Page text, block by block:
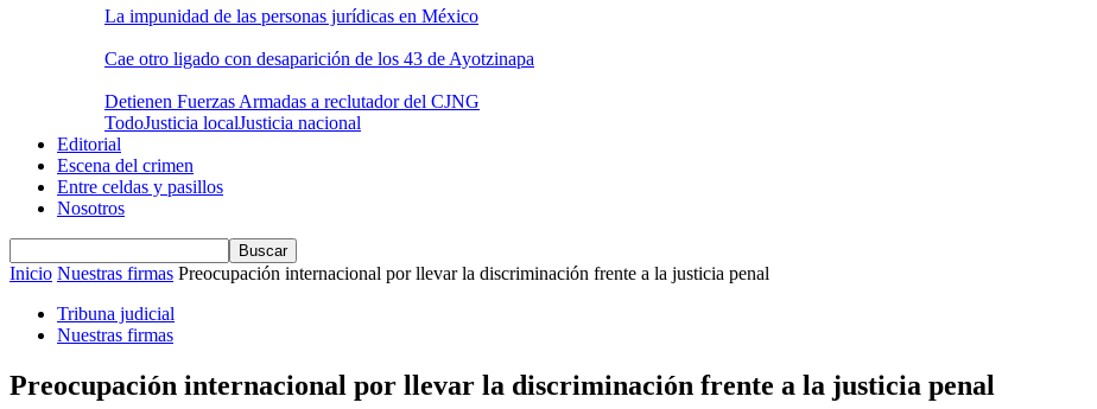
La impunidad de las personas jurídicas en México
Cae otro ligado con desaparición de los 43 de Ayotzinapa
Detienen Fuerzas Armadas a reclutador del CJNG
TodoJusticia localJusticia nacional
Editorial
Escena del crimen
Entre celdas y pasillos
Nosotros
Inicio Nuestras firmas Preocupación internacional por llevar la discriminación frente a la justicia penal
Tribuna judicial
Nuestras firmas
Preocupación internacional por llevar la discriminación frente a la justicia penal